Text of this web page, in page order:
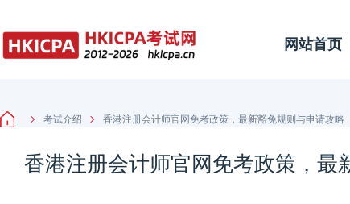
网站首页
考试介绍 香港注册会计师官网免考政策，最新豁免规则与申请攻略
香港注册会计师官网免考政策，最